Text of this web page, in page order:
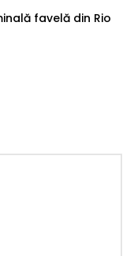
favelă din Rio